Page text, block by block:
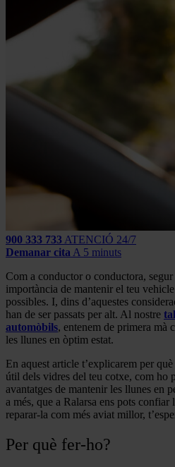
900 333 733 ATENCIÓ 24/7
Demanar cita A 5 minuts
Com a conductor o conductora,
importància de mantenir el teu
possibles. I, dins d’aquestes
han de ser passats per alt. Al nostre
automòbils, entenem de primera mà
les llunes en òptim estat.
En aquest article t’explicarem per
útil dels vidres del teu cotxe, com ho
avantatges de mantenir les llunes en
a més, que a Ralarsa ens pots confiar
reparar-la com més aviat millor,
Per què fer-ho?